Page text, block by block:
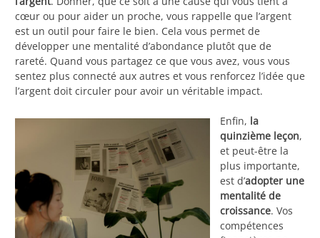
cœur ou pour aider un proche, vous rappelle que l’argent
est un outil pour faire le bien. Cela vous permet de
développer une mentalité d’abondance plutôt que de
rareté. Quand vous partagez ce que vous avez, vous vous
sentez plus connecté aux autres et vous renforcez l’idée que
l’argent doit circuler pour avoir un véritable impact.
Enfin, la
quinzième leçon,
et peut-être la
plus importante,
est d’adopter une
mentalité de
croissance. Vos
compétences